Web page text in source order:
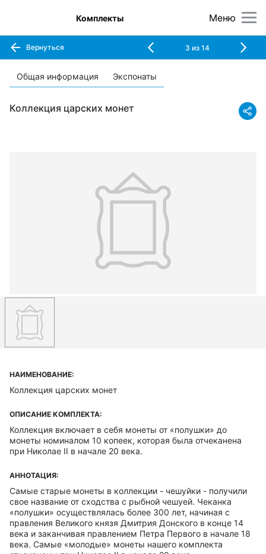
Меню
Комплекты
Вернуться 3 из 14
Общая информация Экспонаты
Коллекция царских монет
НАИМЕНОВАНИЕ:
Коллекция царских монет
ОПИСАНИЕ КОМПЛЕКТА:
Коллекция включает в себя монеты от «полушки» до
монеты номиналом 10 копеек, которая была отчеканена
при Николае II в начале 20 века.
АННОТАЦИЯ:
Самые старые монеты в коллекции - чешуйки - получили
свое название от сходства с рыбной чешуей. Чеканка
«полушки» осуществлялась более 300 лет, начиная с
правления Великого князя Дмитрия Донского в конце 14
века и заканчивая правлением Петра Первого в начале 18
века. Самые «молодые» монеты нашего комплекта